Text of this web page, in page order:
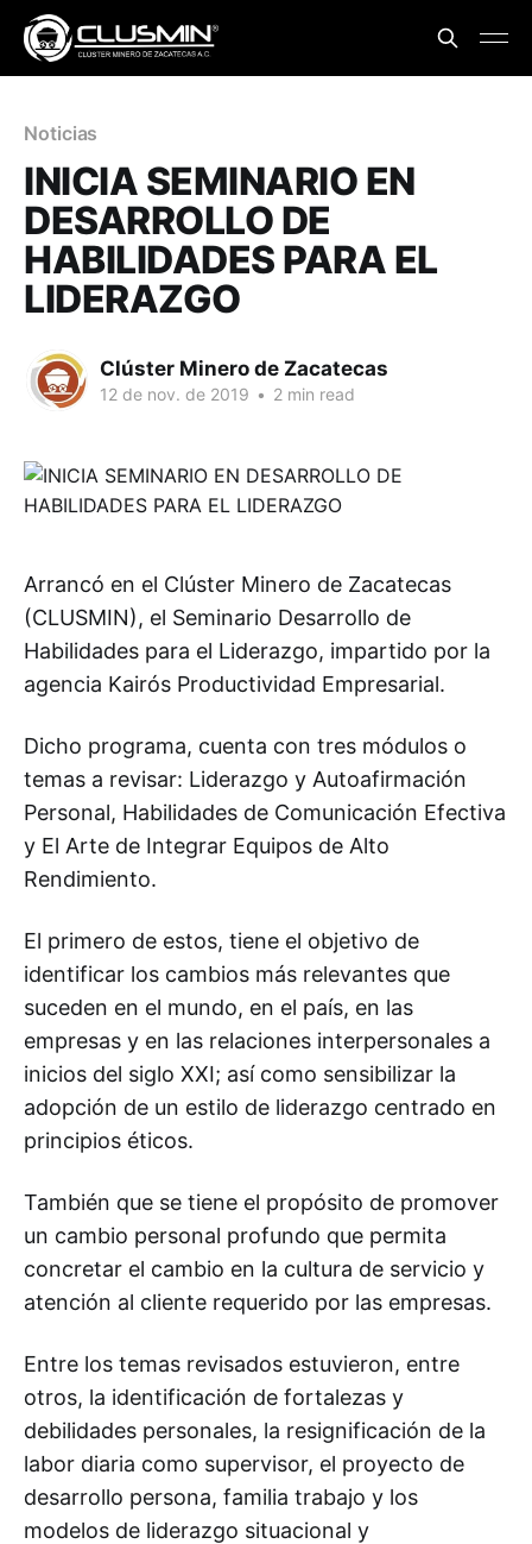
Noticias
INICIA SEMINARIO EN
DESARROLLO DE
HABILIDADES PARA EL
LIDERAZGO
Clúster Minero de Zacatecas
12 de nov. de 2019 • 2 min read
Arrancó en el Clúster Minero de Zacatecas
(CLUSMIN), el Seminario Desarrollo de
Habilidades para el Liderazgo, impartido por la
agencia Kairós Productividad Empresarial.
Dicho programa, cuenta con tres módulos o
temas a revisar: Liderazgo y Autoafirmación
Personal, Habilidades de Comunicación Efectiva
y El Arte de Integrar Equipos de Alto
Rendimiento.
El primero de estos, tiene el objetivo de
identificar los cambios más relevantes que
suceden en el mundo, en el país, en las
empresas y en las relaciones interpersonales a
inicios del siglo XXI; así como sensibilizar la
adopción de un estilo de liderazgo centrado en
principios éticos.
También que se tiene el propósito de promover
un cambio personal profundo que permita
concretar el cambio en la cultura de servicio y
atención al cliente requerido por las empresas.
Entre los temas revisados estuvieron, entre
otros, la identificación de fortalezas y
debilidades personales, la resignificación de la
labor diaria como supervisor, el proyecto de
desarrollo persona, familia trabajo y los
modelos de liderazgo situacional y